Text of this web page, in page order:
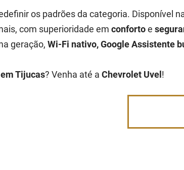
os padrões da categoria. Disponível
com superioridade emconfortoe
geração,Wi-Fi nativo, Google Assistente
Tijucas? Venha até aChevrolet Uvel !